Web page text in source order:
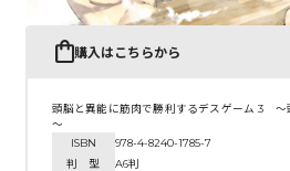
購入はこちらから
頭脳と異能に筋肉で勝利するデスゲーム 3 ～
～
ISBN
978-4-8240-1785-7
判 型
A6判